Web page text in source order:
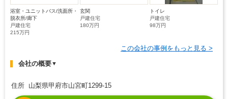
浴室・ユニットバス/洗面所・
脱衣所/廊下
戸建住宅
215万円
玄関
戸建住宅
180万円
トイレ
戸建住宅
98万円
この会社の事例をもっと見る >
会社の概要▼
住所 山梨県甲府市山宮町1299-15